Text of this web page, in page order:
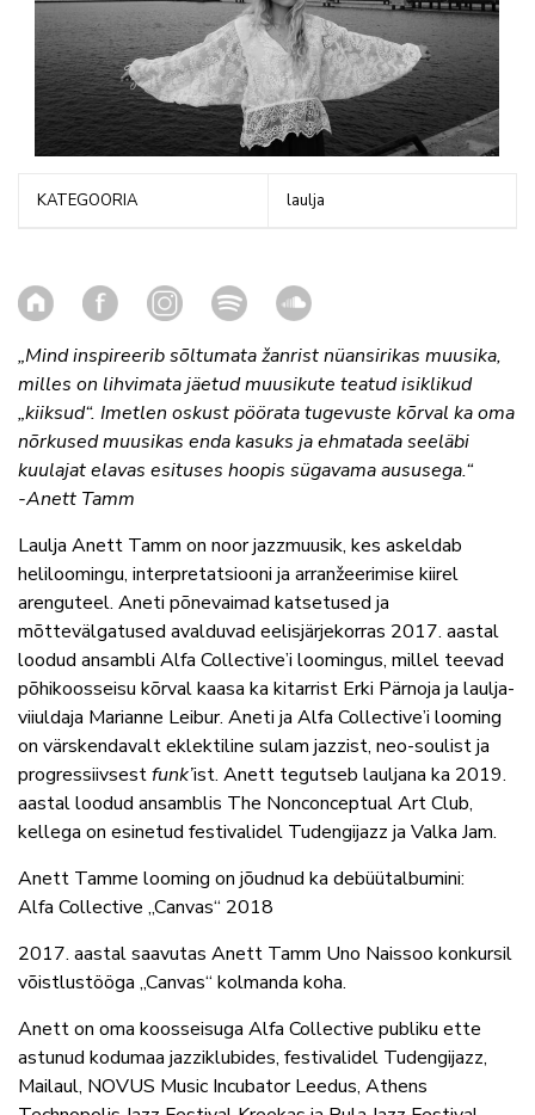
KATEGOORIA laulja
„Mind inspireerib sõltumata žanrist nüansirikas muusika,
milles on lihvimata jäetud muusikute teatud isiklikud
„kiiksud“. Imetlen oskust pöörata tugevuste kõrval ka oma
nõrkused muusikas enda kasuks ja ehmatada seeläbi
kuulajat elavas esituses hoopis sügavama aususega.“
-Anett Tamm
Laulja Anett Tamm on noor jazzmuusik, kes askeldab
heliloomingu, interpretatsiooni ja arranžeerimise kiirel
arenguteel. Aneti põnevaimad katsetused ja
mõttevälgatused avalduvad eelisjärjekorras 2017. aastal
loodud ansambli Alfa Collective’i loomingus, millel teevad
põhikoosseisu kõrval kaasa ka kitarrist Erki Pärnoja ja laulja-
viiuldaja Marianne Leibur. Aneti ja Alfa Collective’i looming
on värskendavalt eklektiline sulam jazzist, neo-soulist ja
progressiivsestfunk’ist. Anett tegutseb lauljana ka 2019.
aastal loodud ansamblis The Nonconceptual Art Club,
kellega on esinetud festivalidel Tudengijazz ja Valka Jam.
Anett Tamme looming on jõudnud ka debüütalbumini:
Alfa Collective „Canvas“ 2018
2017. aastal saavutas Anett Tamm Uno Naissoo konkursil
võistlustööga „Canvas“ kolmanda koha.
Anett on oma koosseisuga Alfa Collective publiku ette
astunud kodumaa jazziklubides, festivalidel Tudengijazz,
Mailaul, NOVUS Music Incubator Leedus, Athens